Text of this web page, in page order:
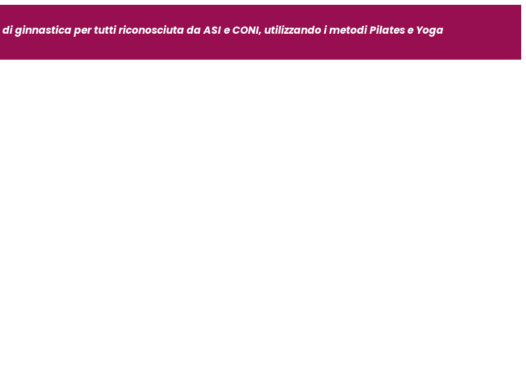
di ginnastica per tutti riconosciuta da ASI e CONI, utilizzando i metodi Pilates e Yoga